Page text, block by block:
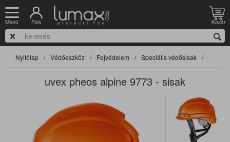
Menü Fiók Kosár
Nyitólap Védőeszköz Fejvédelem Speciális védősisak
uvex pheos alpine 9773 - sisak